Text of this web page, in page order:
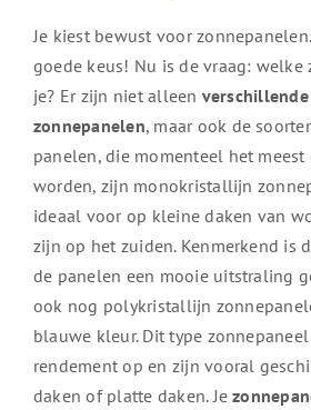
Je kiest bewust voor
goede keus! Nu is de vraag: welke
je? Er zijn niet alleen
zonnepanelen, maar ook de
panelen, die momenteel het
worden, zijn monokristallijn
ideaal voor op kleine daken van
zijn op het zuiden. Kenmerkend is
de panelen een mooie uitstraling
ook nog polykristallijn
blauwe kleur. Dit type
rendement op en zijn vooral
daken of platte daken. Je